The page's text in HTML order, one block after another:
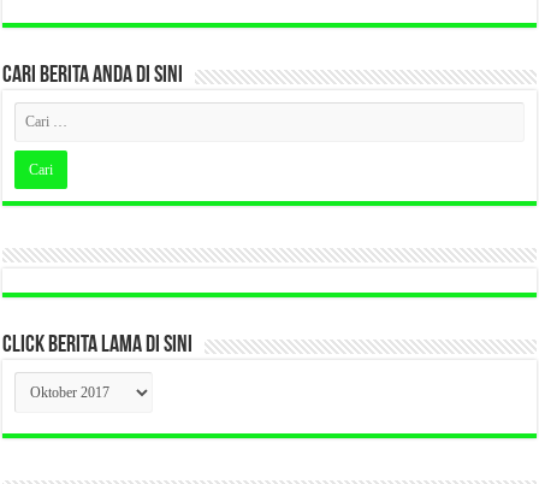
CARI BERITA ANDA DI SINI
CLICK BERITA LAMA DI SINI
CLICK
BERITA
LAMA
DI